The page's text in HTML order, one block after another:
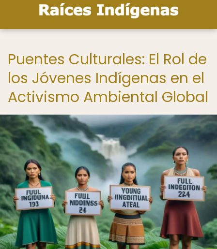
Puentes Culturales: El Rol de
los Jóvenes Indígenas en el
Activismo Ambiental Global